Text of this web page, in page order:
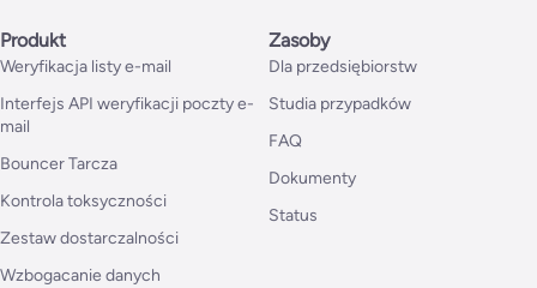
Produkt
Weryfikacja listy e-mail
Interfejs API weryfikacji poczty e-
mail
Bouncer Tarcza
Kontrola toksyczności
Zestaw dostarczalności
Wzbogacanie danych
Zasoby
Dla przedsiębiorstw
Studia przypadków
FAQ
Dokumenty
Status